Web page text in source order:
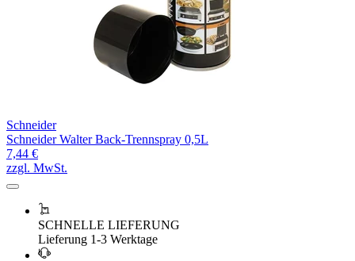
Schneider
Schneider Walter Back-Trennspray 0,5L
7,44 €
zzgl. MwSt.
SCHNELLE LIEFERUNG
Lieferung 1-3 Werktage